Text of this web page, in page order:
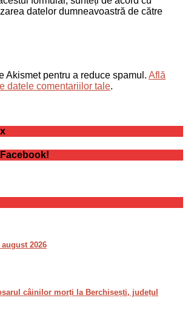
datelor dumneavoastră de către
Akismet pentru a reduce spamul. Află
datele comentariilor tale.
2026
câinilor morți la Berchișești, județul